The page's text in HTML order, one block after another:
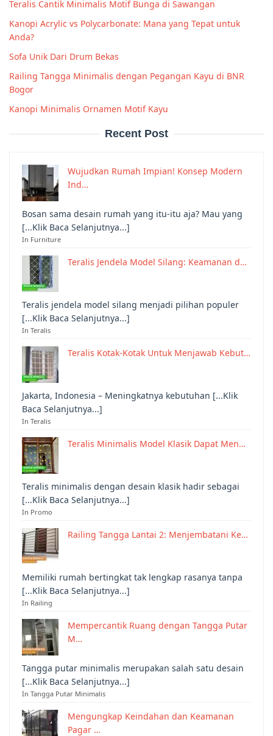
Teralis Cantik Minimalis Motif Bunga di Sawangan
Kanopi Acrylic vs Polycarbonate: Mana yang Tepat untuk
Anda?
Sofa Unik Dari Drum Bekas
Railing Tangga Minimalis dengan Pegangan Kayu di BNR
Bogor
Kanopi Minimalis Ornamen Motif Kayu
Recent Post
Wujudkan Rumah Impian! Konsep Modern
Ind…
Bosan sama desain rumah yang itu-itu aja? Mau yang
[...Klik Baca Selanjutnya...]
In Furniture
Teralis Jendela Model Silang: Keamanan d…
Teralis jendela model silang menjadi pilihan populer
[...Klik Baca Selanjutnya...]
In Teralis
Teralis Kotak-Kotak Untuk Menjawab Kebut…
Jakarta, Indonesia – Meningkatnya kebutuhan [...Klik
Baca Selanjutnya...]
In Teralis
Teralis Minimalis Model Klasik Dapat Men…
Teralis minimalis dengan desain klasik hadir sebagai
[...Klik Baca Selanjutnya...]
In Promo
Railing Tangga Lantai 2: Menjembatani Ke…
Memiliki rumah bertingkat tak lengkap rasanya tanpa
[...Klik Baca Selanjutnya...]
In Railing
Mempercantik Ruang dengan Tangga Putar
M…
Tangga putar minimalis merupakan salah satu desain
[...Klik Baca Selanjutnya...]
In Tangga Putar Minimalis
Mengungkap Keindahan dan Keamanan
Pagar …